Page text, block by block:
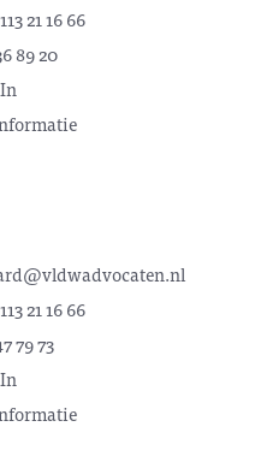
21 16 66
89 20
21 16 66
79 73